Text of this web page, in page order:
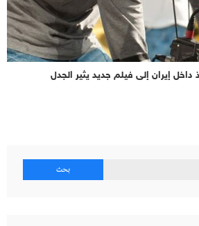
داخل إيران إلى فيلم جديد يثير الجدل